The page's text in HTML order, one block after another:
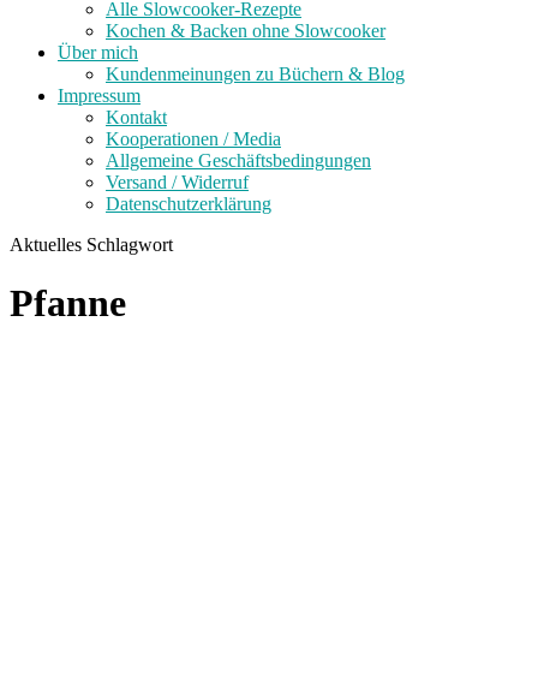
Alle Slowcooker-Rezepte
Kochen & Backen ohne Slowcooker
Über mich
Kundenmeinungen zu Büchern & Blog
Impressum
Kontakt
Kooperationen / Media
Allgemeine Geschäftsbedingungen
Versand / Widerruf
Datenschutzerklärung
Aktuelles Schlagwort
Pfanne